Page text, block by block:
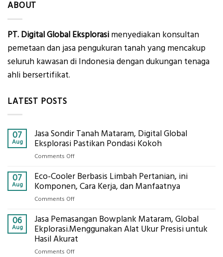
ABOUT
PT. Digital Global Eksplorasi menyediakan konsultan
pemetaan dan jasa pengukuran tanah yang mencakup
seluruh kawasan di Indonesia dengan dukungan tenaga
ahli bersertifikat.
LATEST POSTS
07
Aug
Jasa Sondir Tanah Mataram, Digital Global
Eksplorasi Pastikan Pondasi Kokoh
Comments Offon
Sondir
Tanah
Eksplorasi
Pastikan
Pondasi
Kokoh
07
Aug
Eco-Cooler Berbasis Limbah Pertanian, ini
Komponen, Cara Kerja, dan Manfaatnya
Comments Offon
Cooler
Berbasis
Limbah
06
Aug
Jasa Pemasangan Bowplank Mataram, Global
Ekplorasi.Menggunakan Alat Ukur Presisi untuk
Hasil Akurat
Comments Offon